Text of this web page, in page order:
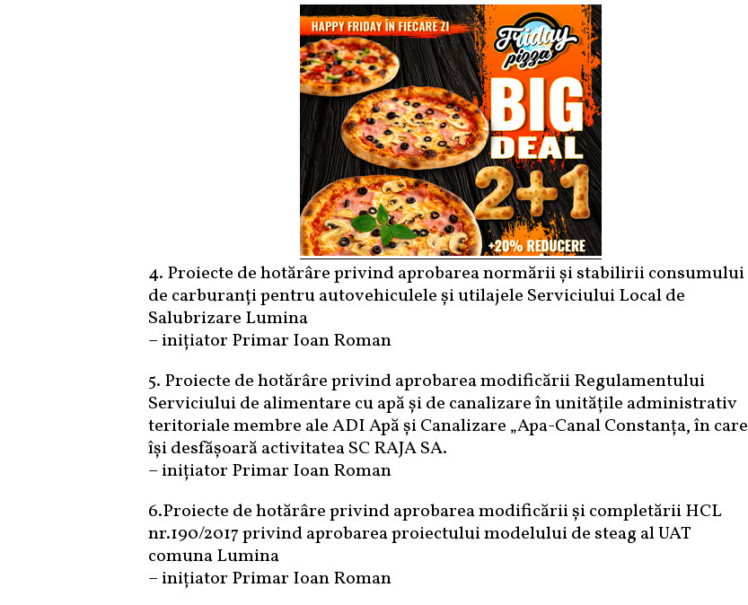
4. Proiecte de hotărâre privind aprobarea normării și stabilirii consumului
de carburanți pentru autovehiculele și utilajele Serviciului Local de
Salubrizare Lumina
– inițiator Primar Ioan Roman
5. Proiecte de hotărâre privind aprobarea modificării Regulamentului
Serviciului de alimentare cu apă și de canalizare în unitățile administrativ
teritoriale membre ale ADI Apă și Canalizare „Apa-Canal Constanța, în care
își desfășoară activitatea SC RAJA SA.
– inițiator Primar Ioan Roman
6.Proiecte de hotărâre privind aprobarea modificării și completării HCL
nr.190/2017 privind aprobarea proiectului modelului de steag al UAT
comuna Lumina
– inițiator Primar Ioan Roman